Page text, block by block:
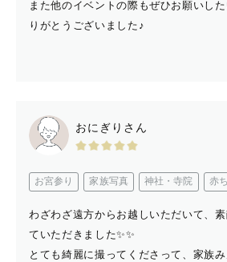
佐賀県 を拠点に活動しています。
です。
とがございます。
また他のイベントの際もぜひお願いし
りがとうございました♪
おにぎりさん
お宮参り 家族写真 神社・寺院 赤
わざわざ遠方からお越しいただいて、
ていただきました✨✨
とても綺麗に撮ってくださって、家族